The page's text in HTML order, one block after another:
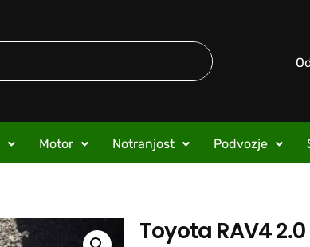
Motor Notranjost Podvozje
Toyota RAV4